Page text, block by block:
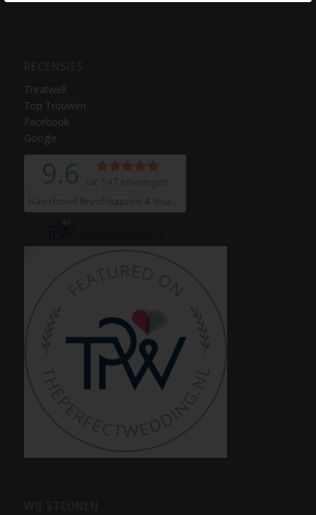
Treatwell
Top Trouwen
Facebook
Google